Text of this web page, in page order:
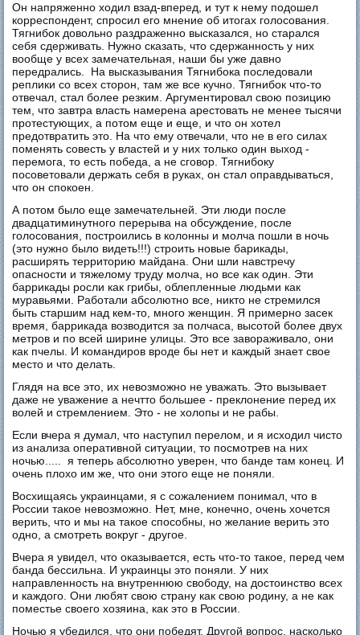
Он напряженно ходил взад-вперед, и тут к нему подошел
корреспондент, спросил его мнение об итогах голосования.
Тягнибок довольно раздраженно высказался, но старался
себя сдерживать. Нужно сказать, что сдержанность у них
вообще у всех замечательная, наши бы уже давно
передрались. На высказывания Тягнибока последовали
реплики со всех сторон, там же все кучно. Тягнибок что-то
отвечал, стал более резким. Аргументировал свою позицию
тем, что завтра власть намерена арестовать не менее тысячи
протестующих, а потом еще и еще, и что он хотел
предотвратить это. На что ему отвечали, что не в его силах
поменять совесть у властей и у них только один выход -
перемога, то есть победа, а не сговор. Тягнибоку
посоветовали держать себя в руках, он стал оправдываться,
что он спокоен.
А потом было еще замечательней. Эти люди после
двадцатиминутного перерыва на обсуждение, после
голосования, построились в колонны и молча пошли в ночь
(это нужно было видеть!!!) строить новые барикады,
расширять территорию майдана. Они шли навстречу
опасности и тяжелому труду молча, но все как один. Эти
баррикады росли как грибы, облепленные людьми как
муравьями. Работали абсолютно все, никто не стремился
быть старшим над кем-то, много женщин. Я примерно засек
время, баррикада возводится за полчаса, высотой более двух
метров и по всей ширине улицы. Это все завораживало, они
как пчелы. И командиров вроде бы нет и каждый знает свое
место и что делать.
Глядя на все это, их невозможно не уважать. Это вызывает
даже не уважение а нечтто большее - преклонение перед их
волей и стремлением. Это - не холопы и не рабы.
Если вчера я думал, что наступил перелом, и я исходил чисто
из анализа оперативной ситуации, то посмотрев на них
ночью..... я теперь абсолютно уверен, что банде там конец. И
очень плохо им же, что они этого еще не поняли.
Восхищаясь украинцами, я с сожалением понимал, что в
России такое невозможно. Нет, мне, конечно, очень хочется
верить, что и мы на такое способны, но желание верить это
одно, а смотреть вокруг - другое.
Вчера я увидел, что оказывается, есть что-то такое, перед чем
банда бессильна. И украинцы это поняли. У них
направленность на внутреннюю свободу, на достоинство всех
и каждого. Они любят свою страну как свою родину, а не как
поместье своего хозяина, как это в России.
Ночью я убедился, что они победят. Другой вопрос, насколько